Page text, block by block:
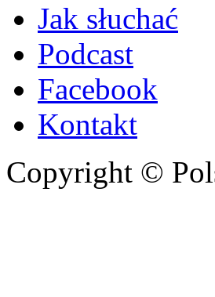
Jak słuchać
Podcast
Facebook
Kontakt
Copyright ©